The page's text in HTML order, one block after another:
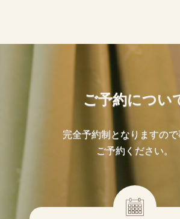
ご予約につい
完全予約制となりますので
ご予約ください。